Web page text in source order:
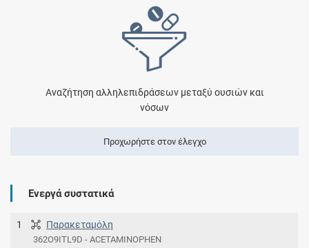
Αναζήτηση αλληλεπιδράσεων μεταξύ ουσιών και
νόσων
Προχωρήστε στον έλεγχο
Ενεργά συστατικά
1 Παρακεταμόλη
362O9ITL9D - ACETAMINOPHEN